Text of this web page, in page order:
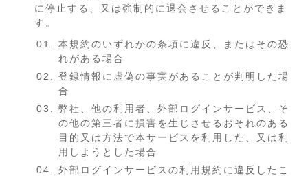
に停止する、又は強制的に退会させることができま
す。
本規約のいずれかの条項に違反、またはその恐
れがある場合
登録情報に虚偽の事実があることが判明した場
合
弊社、他の利用者、外部ログインサービス、そ
の他の第三者に損害を生じさせるおそれのある
目的又は方法で本サービスを利用した、又は利
用しようとした場合
外部ログインサービスの利用規約に違反したこ